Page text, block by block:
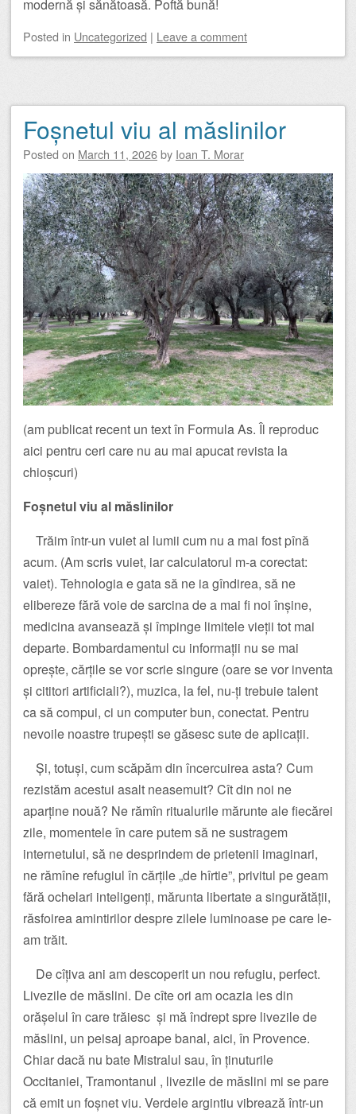
modernă și sănătoasă. Poftă bună!
Posted in Uncategorized | Leave a comment
Foșnetul viu al măslinilor
Posted on March 11, 2026by Ioan T. Morar
(am publicat recent un text în Formula As. Îl reproduc
aici pentru ceri care nu au mai apucat revista la
chioșcuri)
Foșnetul viu al măslinilor
Trăim într-un vuiet al lumii cum nu a mai fost pînă
acum. (Am scris vuiet, iar calculatorul m-a corectat:
vaiet). Tehnologia e gata să ne ia gîndirea, să ne
elibereze fără voie de sarcina de a mai fi noi înșine,
medicina avansează și împinge limitele vieții tot mai
departe. Bombardamentul cu informații nu se mai
oprește, cărțile se vor scrie singure (oare se vor inventa
și cititori artificiali?), muzica, la fel, nu-ți trebuie talent
ca să compui, ci un computer bun, conectat. Pentru
nevoile noastre trupești se găsesc sute de aplicații.
Și, totuși, cum scăpăm din încercuirea asta? Cum
rezistăm acestui asalt neasemuit? Cît din noi ne
aparține nouă? Ne rămîn ritualurile mărunte ale fiecărei
zile, momentele în care putem să ne sustragem
internetului, să ne desprindem de prietenii imaginari,
ne rămîne refugiul în cărțile „de hîrtie”, privitul pe geam
fără ochelari inteligenți, mărunta libertate a singurătății,
răsfoirea amintirilor despre zilele luminoase pe care le-
am trăit.
De cîțiva ani am descoperit un nou refugiu, perfect.
Livezile de măslini. De cîte ori am ocazia ies din
orășelul în care trăiesc și mă îndrept spre livezile de
măslini, un peisaj aproape banal, aici, în Provence.
Chiar dacă nu bate Mistralul sau, în ținuturile
Occitaniei, Tramontanul , livezile de măslini mi se pare
că emit un foșnet viu. Verdele argintiu vibrează într-un